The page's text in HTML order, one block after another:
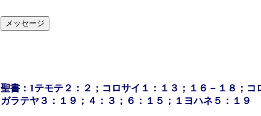
聖書：1テモテ２：２；コロサイ１：１３；１６－１８；コ
ガラテヤ３：１９；４：３；６：１５；１ヨハネ５：１９